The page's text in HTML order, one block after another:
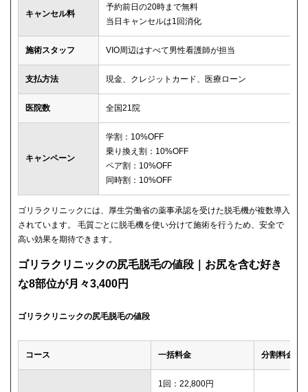
キャンセル料
予約前日の20時まで無料
当日キャンセルは1回消化
施術スタッフ VIO周辺はすべて男性看護師が担当
支払方法 現金、クレジットカード、医療ローン
医院数 全国21院
キャンペーン
学割：10%OFF
乗り換え割：10%OFF
ペア割：10%OFF
同時割：10%OFF
ゴリラクリニックには、厚生労働省の薬事承認を受けた脱毛機が複数導入
されています。 毛質ごとに脱毛機を使い分けて施術を行うため、安全で
高い効果を期待できます。
ゴリラクリニックの尻毛脱毛の値段｜お尻を含む好き
な8部位が月々3,400円
ゴリラクリニックの尻毛脱毛の値段
コース 一括料金 分割料金
1回：22,800円